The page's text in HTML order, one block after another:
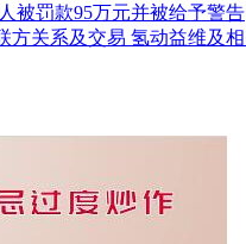
被罚款95万元并被给予警告
方关系及交易 氢动益维及